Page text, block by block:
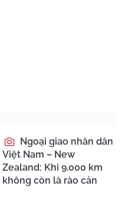
Ngoại giao nhân dân
Việt Nam – New
Zealand: Khi 9.000 km
không còn là rào cản